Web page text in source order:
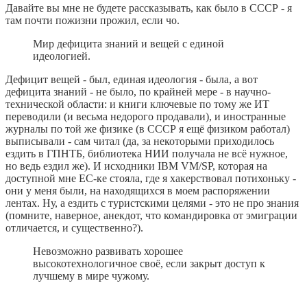
Давайте вы мне не будете рассказывать, как было в СССР - я
там почти пожизни прожил, если чо.
Мир дефицита знаний и вещей с единой
идеологией.
Дефицит вещей - был, единая идеология - была, а вот
дефицита знаний - не было, по крайней мере - в научно-
технической области: и книги ключевые по тому же ИТ
переводили (и весьма недорого продавали), и иностранные
журналы по той же физике (в СССР я ещё физиком работал)
выписывали - сам читал (да, за некоторыми приходилось
ездить в ГПНТБ, библиотека НИИ получала не всё нужное,
но ведь ездил же). И исходники IBM VM/SP, которая на
доступной мне ЕС-ке стояла, где я хакерствовал потихоньку -
они у меня были, на находящихся в моем распоряжении
лентах. Ну, а ездить с туристскими целями - это не про знания
(помните, наверное, анекдот, что командировка от эмиграции
отличается, и существенно?).
Невозможно развивать хорошее
высокотехнологичное своё, если закрыт доступ к
лучшему в мире чужому.